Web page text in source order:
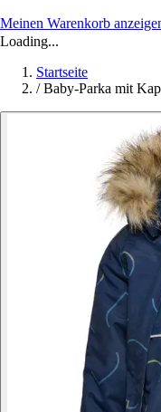
Meinen Warenkorb
Loading...
Startseite
/ Baby-Parka mit